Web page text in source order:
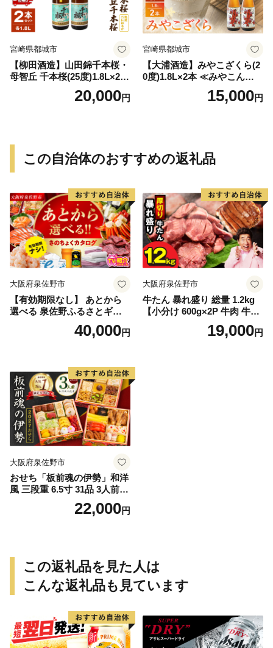
宮崎県都城市
【柳田酒造】山田錦千本桜・
母智丘 千本桜(25度)1.8L×2本
≪みやこんじょ特急便≫_AC
20,000円
宮崎県都城市
【大浦酒造】みやこざくら(2
0度)1.8L×2本 ≪みやこんじょ
特急便≫_MJ-077115,000円
この自治体のおすすめの返礼品
大阪府泉佐野市
【有効期限なし】 あとから
選べる 泉佐野ふるさとギフ
ト（寄附40,000円コース）
【4000品以上掲載 高評価 カ
タオル ティッシュ あとから
セレクト カタログギフト】
40,000円
大阪府泉佐野市
牛たん 暴れ盛り 総量 1.2kg
【小分け 600g×2P 牛肉 牛タ
ン 牛たん 厚切り牛タン 焼肉
BBQ キャンプ 焼くだけ 簡単
19,000円
大阪府泉佐野市
おせち「板前魂の伊勢」和洋
風 三段重 6.5寸 31品 3人前
【1位獲得 おせち料理 板前魂
贅沢おせち お節 惣菜 冷凍 先
22,000円
この返礼品を見た人は
こんな返礼品も見ています